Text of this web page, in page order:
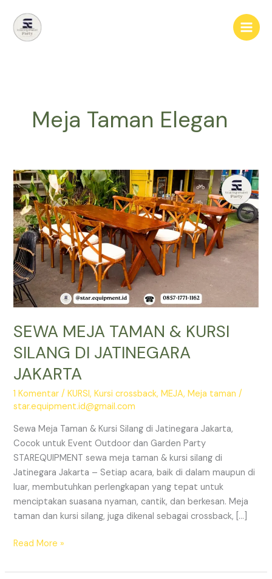
konten
Meja Taman Elegan
SEWA MEJA TAMAN & KURSI
SILANG DI JATINEGARA
JAKARTA
1 Komentar /KURSI,Kursi crossback,MEJA,Meja taman /
star.equipment.id@gmail.com
Sewa Meja Taman & Kursi Silang di Jatinegara Jakarta,
Cocok untuk Event Outdoor dan Garden Party
STAREQUIPMENT sewa meja taman & kursi silang di
Jatinegara Jakarta – Setiap acara, baik di dalam maupun di
luar, membutuhkan perlengkapan yang tepat untuk
menciptakan suasana nyaman, cantik, dan berkesan. Meja
taman dan kursi silang, juga dikenal sebagai crossback, […]
SEWA
TAMAN
Read More »